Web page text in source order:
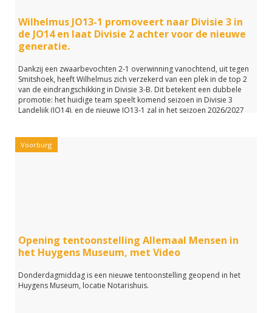
Wilhelmus JO13-1 promoveert naar Divisie 3 in
de JO14 en laat Divisie 2 achter voor de nieuwe
generatie.
Dankzij een zwaarbevochten 2-1 overwinning vanochtend, uit tegen
Smitshoek, heeft Wilhelmus zich verzekerd van een plek in de top 2
van de eindrangschikking in Divisie 3-B. Dit betekent een dubbele
promotie: het huidige team speelt komend seizoen in Divisie 3
Landelijk (JO14), en de nieuwe JO13-1 zal in het seizoen 2026/2027
jeugdopleiding van Wilhelmus.
Door: Redactie Midvliet
Foto: Instagram VV Wilhelmus
Voorburg
Opening tentoonstelling Allemaal Mensen in
het Huygens Museum, met Video
Donderdagmiddag is een nieuwe tentoonstelling geopend in het
Huygens Museum, locatie Notarishuis.